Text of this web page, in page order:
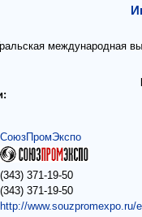
международная
СоюзПромЭкспо
(343) 371-19-50
(343) 371-19-50
http://